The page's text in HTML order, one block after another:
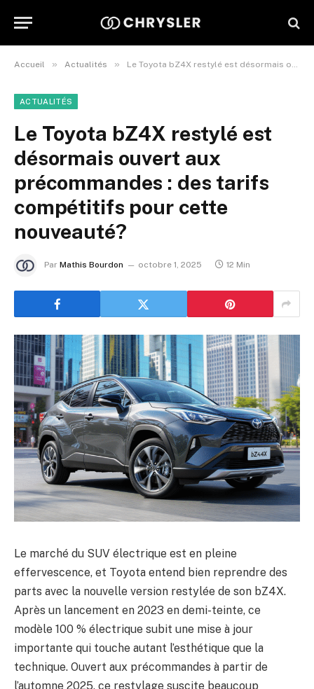
Accueil » Actualités » Le Toyota bZ4X restylé est désormais ouvert aux précommandes : des tarifs compétitifs pour cette nouveauté?
ACTUALITÉS
Le Toyota bZ4X restylé est
désormais ouvert aux
précommandes : des tarifs
compétitifs pour cette
nouveauté?
Par Mathis Bourdon octobre 1, 2025 12 Min
Le marché du SUV électrique est en pleine
effervescence, et Toyota entend bien reprendre des
parts avec la nouvelle version restylée de son bZ4X.
Après un lancement en 2023 en demi-teinte, ce
modèle 100 % électrique subit une mise à jour
importante qui touche autant l’esthétique que la
technique. Ouvert aux précommandes à partir de
l’automne 2025, ce restylage suscite beaucoup